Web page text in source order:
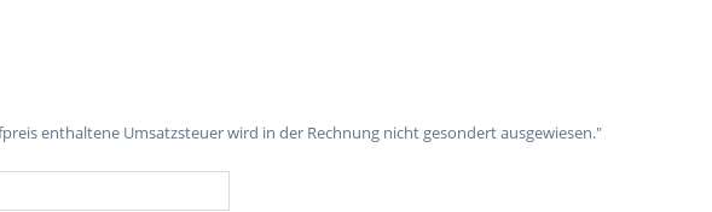
enthaltene Umsatzsteuer wird in der Rechnung nicht gesondert ausgewiesen."